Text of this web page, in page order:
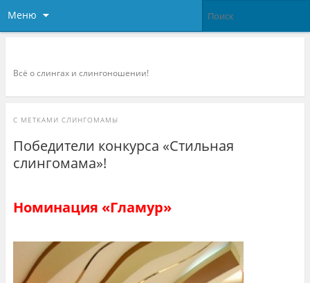
Меню
Всё о слингах и слингоношении!
С МЕТКАМИ СЛИНГОМАМЫ
Победители конкурса «Стильная
слингомама»!
Номинация «Гламур»